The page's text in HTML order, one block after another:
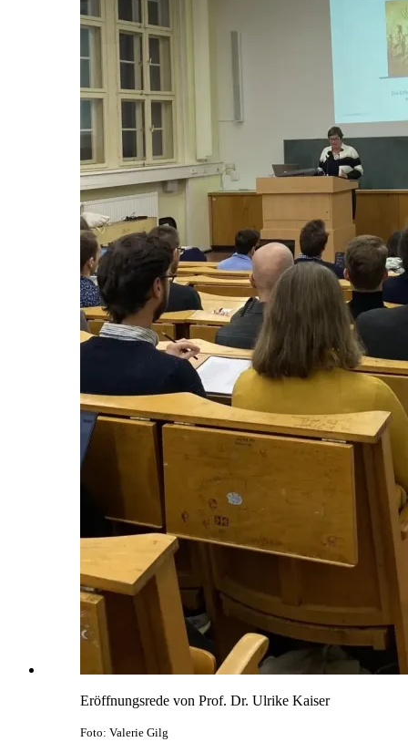
Eröffnungsrede von Prof. Dr. Ulrike Kaiser
Foto: Valerie Gilg